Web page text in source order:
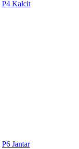
P4 Kalcit
P6 Jantar